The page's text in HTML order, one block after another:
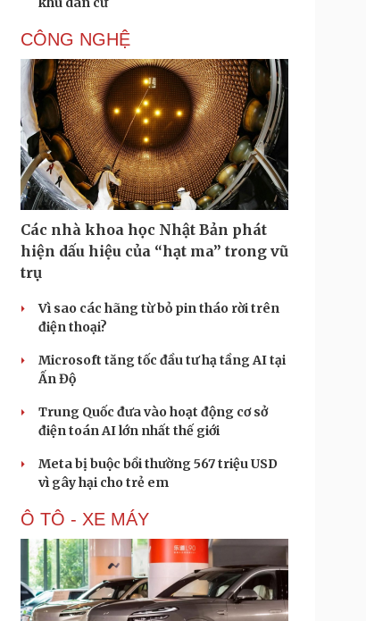
CÔNG NGHỆ
Các nhà khoa học Nhật Bản phát
hiện dấu hiệu của “hạt ma” trong vũ
trụ
Vì sao các hãng từ bỏ pin tháo rời trên
điện thoại?
Microsoft tăng tốc đầu tư hạ tầng AI tại
Ấn Độ
Trung Quốc đưa vào hoạt động cơ sở
điện toán AI lớn nhất thế giới
Meta bị buộc bồi thường 567 triệu USD
vì gây hại cho trẻ em
Ô TÔ - XE MÁY